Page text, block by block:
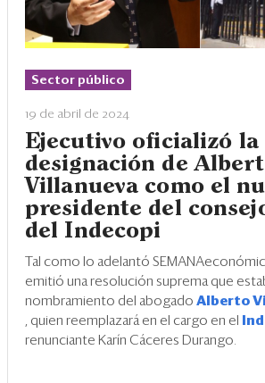
Sector público
19 de abril de 2024
Ejecutivo oficializó la
designación de
Villanueva como el
presidente del
del Indecopi
Tal como lo adelantó
emitió una resolución suprema que
nombramiento del abogado Alberto
, quien reemplazará en el cargo en el
renunciante Karín Cáceres Durango.